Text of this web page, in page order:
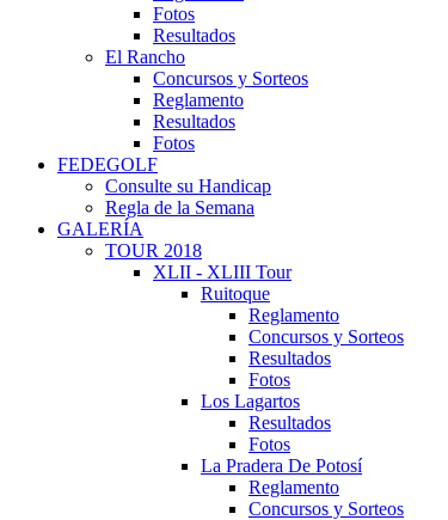
Fotos
Resultados
El Rancho
Concursos y Sorteos
Reglamento
Resultados
Fotos
FEDEGOLF
Consulte su Handicap
Regla de la Semana
GALERÍA
TOUR 2018
XLII - XLIII Tour
Ruitoque
Reglamento
Concursos y Sorteos
Resultados
Fotos
Los Lagartos
Resultados
Fotos
La Pradera De Potosí
Reglamento
Concursos y Sorteos